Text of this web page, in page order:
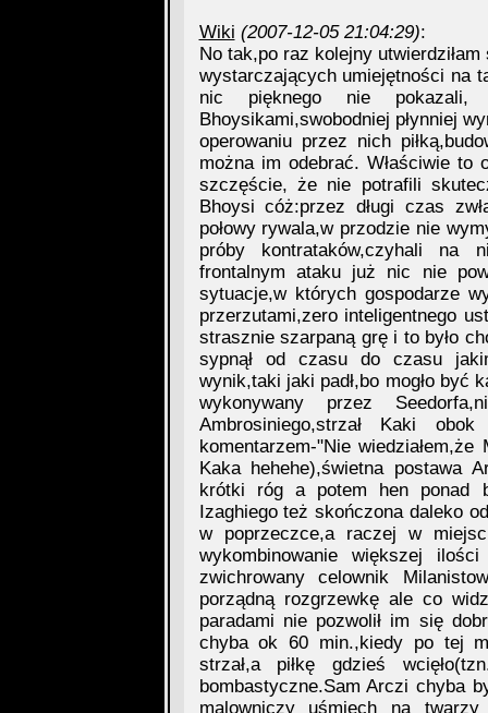
Wiki (2007-12-05 21:04:29):
No tak,po raz kolejny
wystarczających umiejętności na
nic pięknego nie pokazali,
Bhoysikami,swobodniej płynniej
operowaniu przez nich
można im odebrać. Właściwie to
szczęście, że nie potrafili
Bhoysi cóż:przez długi czas
połowy rywala,w przodzie nie
próby kontrataków,czyhali na
frontalnym ataku już nic nie
sytuacje,w których gospodarze
przerzutami,zero inteligentnego
strasznie szarpaną grę i to było
sypnął od czasu do czasu
wynik,taki jaki padł,bo mogło być
wykonywany przez
Ambrosiniego,strzał Kaki
komentarzem-"Nie
Kaka hehehe),świetna postawa
krótki róg a potem hen ponad
Izaghiego też skończona daleko
w poprzeczce,a raczej w
wykombinowanie większej
zwichrowany celownik
porządną rozgrzewkę ale co
paradami nie pozwolił im się
chyba ok 60 min.,kiedy po tej
strzał,a piłkę gdzieś
bombastyczne.Sam Arczi chyba
malowniczy uśmiech na